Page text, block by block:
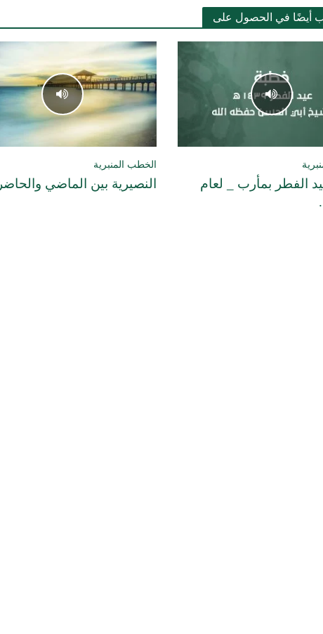
أيضًا في الحصول على
الفطر بمأرب _ لعام
الخطب المنبرية
النصيرية بين الماضي والحاضر